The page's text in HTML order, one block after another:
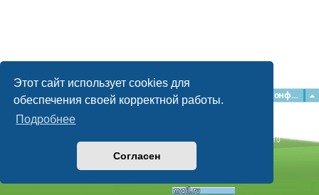
Этот сайт использует cookies для
обеспечения своей корректной работы.
Подробнее
Согласен
Главная Форумы Конфиденциальность
Наша команда
Time: 0.043s| Peak Memory Usage: 2.15 МБ | GZIP: Off |
Queries: 10
© phpBB Guru, 2004—2026
Powered by
Style byArtodia